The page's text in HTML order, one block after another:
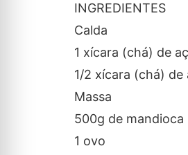
INGREDIENTES
Calda
1 xícara (chá) de
1/2 xícara (chá) de
Massa
500g de
1 ovo